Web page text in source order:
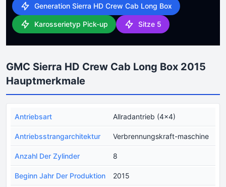
Generation Sierra HD Crew Cab Long Box
Karosserietyp Pick-up Sitze 5
GMC Sierra HD Crew Cab Long Box 2015
Hauptmerkmale
Antriebsart Allradantrieb (4x4)
Antriebsstrangarchitektur Verbrennungskraft-maschine
Anzahl Der Zylinder 8
Beginn Jahr Der Produktion 2015